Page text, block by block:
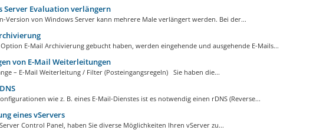
Server Evaluation verlängern
Version von Windows Server kann mehrere Male verlängert werden. Bei der...
E-Mail Archivierung gebucht haben, werden eingehende und ausgehende E-Mails...
von E-Mail Weiterleitungen
– E-Mail Weiterleitung / Filter (Posteingangsregeln) Sie haben die...
wie z. B. eines E-Mail-Dienstes ist es notwendig einen rDNS (Reverse...
eines vServers
Control Panel, haben Sie diverse Möglichkeiten Ihren vServer zu...